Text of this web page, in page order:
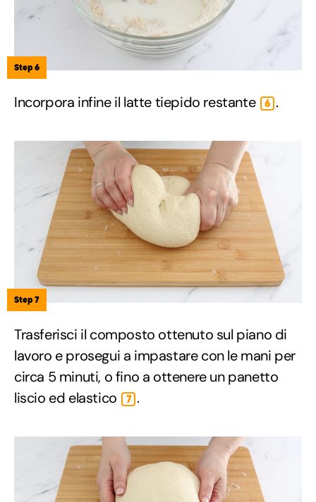
Step 6
Incorpora infine il latte tiepido restante 6 .
Step 7
Trasferisci il composto ottenuto sul piano di
lavoro e prosegui a impastare con le mani per
circa 5 minuti, o fino a ottenere un panetto
liscio ed elastico
7 .